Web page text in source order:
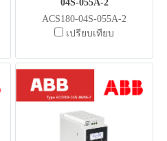
04S-055A-2
ACS180-04S-055A-2
เปรียบเทียบ